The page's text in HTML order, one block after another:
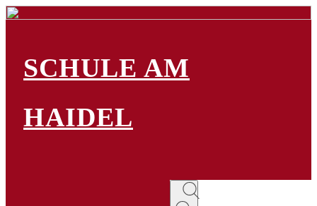
SCHULE AM
HAIDEL